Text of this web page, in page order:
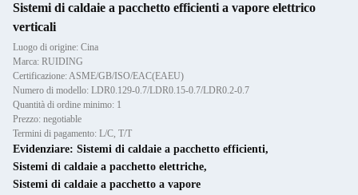
Sistemi di caldaie a pacchetto efficienti a vapore elettrico
verticali
Luogo di origine: Cina
Marca: RUIDING
Certificazione: ASME/GB/ISO/EAC(EAEU)
Numero di modello: LDR0.129-0.7/LDR0.15-0.7/LDR0.2-0.7
Quantità di ordine minimo: 1
Prezzo: negotiable
Termini di pagamento: L/C, T/T
Evidenziare: Sistemi di caldaie a pacchetto efficienti,
Sistemi di caldaie a pacchetto elettriche,
Sistemi di caldaie a pacchetto a vapore